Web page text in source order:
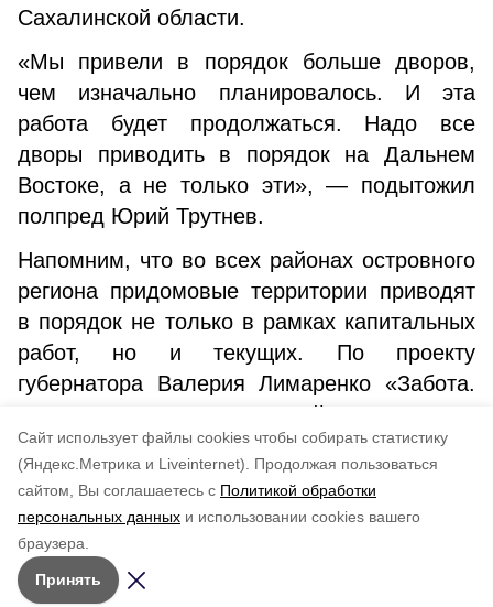
Cайт использует файлы cookies чтобы собирать статистику
(Яндекс.Метрика и Liveinternet).
Продолжая пользоваться
сайтом, Вы соглашаетесь с Политикой обработки
персональных данных и использовании cookies вашего
браузера.
Принять
Сахалинской области.
«Мы привели в порядок больше дворов,
чем изначально планировалось. И эта
работа будет продолжаться. Надо все
дворы приводить в порядок на Дальнем
Востоке, а не только эти», — подытожил
полпред Юрий Трутнев.
Напомним, что во всех районах островного
региона придомовые территории приводят
в порядок не только в рамках капитальных
работ, но и текущих. По проекту
губернатора Валерия Лимаренко «Забота.
Защита. Уважение» третий год подряд
обновляют дворы. Активные жители сами
заявляют о необходимости ремонта.
Понравилась статья?
5